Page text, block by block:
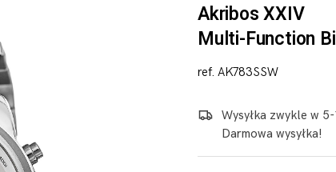
Akribos XXIV
Multi-Function
ref. AK783SSW
Wysyłka zwykle w
Darmowa wysyłka!